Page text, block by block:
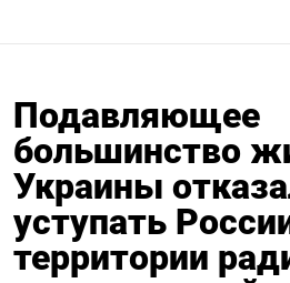
Подавляющее
большинство
Украины
уступать
территории